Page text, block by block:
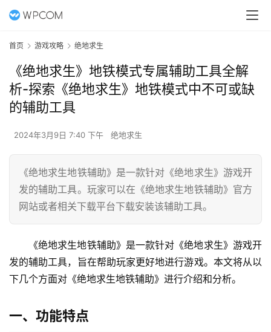
首页 游戏攻略 绝地求生
《绝地求生》地铁模式专属辅助工具全解
析-探索《绝地求生》地铁模式中不可或缺
的辅助工具
2024年3月9日 7:40 下午 绝地求生
《绝地求生地铁辅助》是一款针对《绝地求生》游戏开
发的辅助工具。玩家可以在《绝地求生地铁辅助》官方
网站或者相关下载平台下载安装该辅助工具。
《绝地求生地铁辅助》是一款针对《绝地求生》游戏开
发的辅助工具，旨在帮助玩家更好地进行游戏。本文将从以
下几个方面对《绝地求生地铁辅助》进行介绍和分析。
一、功能特点